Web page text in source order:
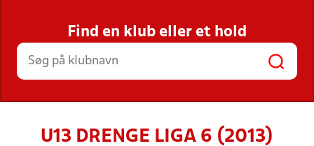
INDHOLD OG NYHEDER
STILLINGER, RESULTATER, KLUBBER OG
HOLD
Find en klub eller et hold
U13 DRENGE LIGA 6 (2013)